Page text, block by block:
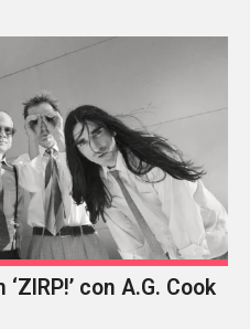
con A.G. Cook